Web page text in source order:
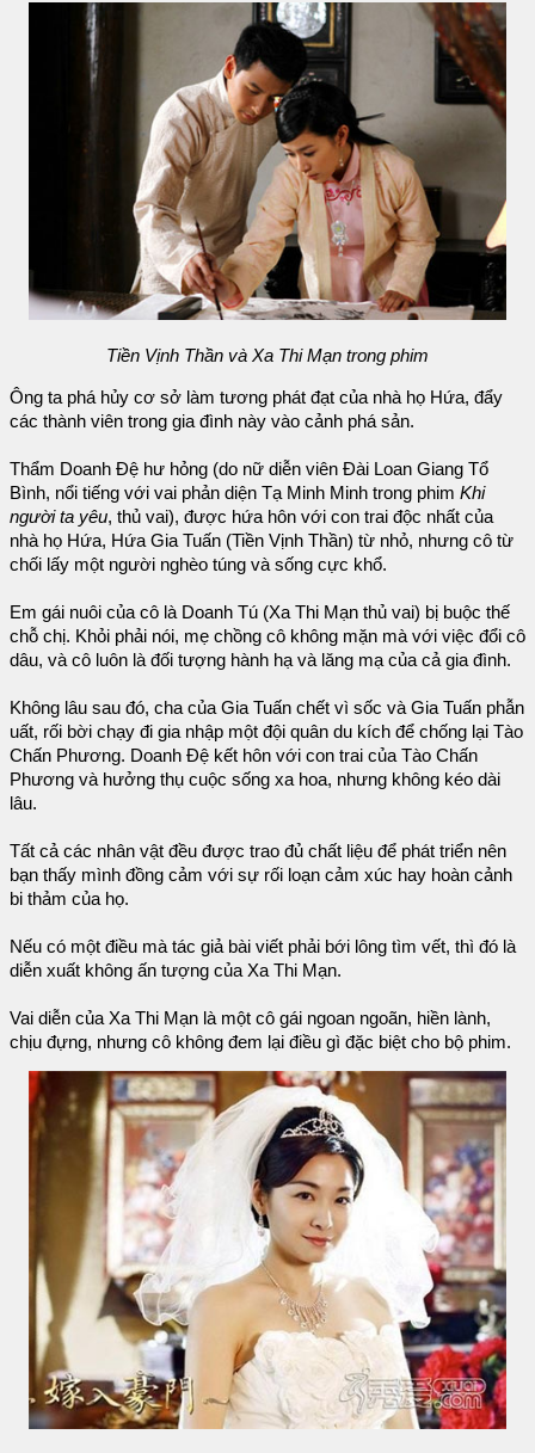
Tiền Vịnh Thần và Xa Thi Mạn trong phim
Ông ta phá hủy cơ sở làm tương phát đạt của nhà họ Hứa, đẩy
các thành viên trong gia đình này vào cảnh phá sản.
Thẩm Doanh Đệ hư hỏng (do nữ diễn viên Đài Loan Giang Tổ
Bình, nổi tiếng với vai phản diện Tạ Minh Minh trong phim Khi
người ta yêu, thủ vai), được hứa hôn với con trai độc nhất của
nhà họ Hứa, Hứa Gia Tuấn (Tiền Vịnh Thần) từ nhỏ, nhưng cô từ
chối lấy một người nghèo túng và sống cực khổ.
Em gái nuôi của cô là Doanh Tú (Xa Thi Mạn thủ vai) bị buộc thế
chỗ chị. Khỏi phải nói, mẹ chồng cô không mặn mà với việc đổi cô
dâu, và cô luôn là đối tượng hành hạ và lăng mạ của cả gia đình.
Không lâu sau đó, cha của Gia Tuấn chết vì sốc và Gia Tuấn phẫn
uất, rối bời chạy đi gia nhập một đội quân du kích để chống lại Tào
Chấn Phương. Doanh Đệ kết hôn với con trai của Tào Chấn
Phương và hưởng thụ cuộc sống xa hoa, nhưng không kéo dài
lâu.
Tất cả các nhân vật đều được trao đủ chất liệu để phát triển nên
bạn thấy mình đồng cảm với sự rối loạn cảm xúc hay hoàn cảnh
bi thảm của họ.
Nếu có một điều mà tác giả bài viết phải bới lông tìm vết, thì đó là
diễn xuất không ấn tượng của Xa Thi Mạn.
Vai diễn của Xa Thi Mạn là một cô gái ngoan ngoãn, hiền lành,
chịu đựng, nhưng cô không đem lại điều gì đặc biệt cho bộ phim.